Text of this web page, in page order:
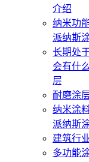
介绍
纳米功
派纳斯
长期处
会有什
层
耐磨涂
纳米涂
派纳斯
建筑行
多功能